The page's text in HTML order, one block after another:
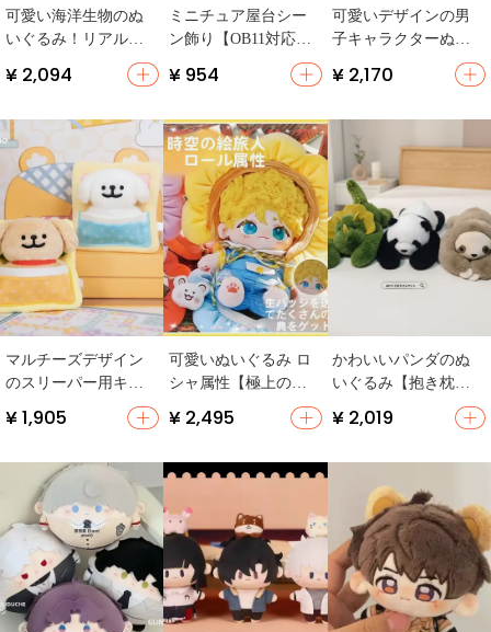
可愛い海洋生物のぬ
いぐるみ！リアルな
用・ソフトな触感】
¥ 2,094
ミニチュア屋台シー
ン飾り【OB11対応・
リアルなお菓子のデ
ィスプレイ・遊び心
¥ 954
可愛いデザインの男
子キャラクターぬい
マ・ギフトに最適・
¥ 2,170
マルチーズデザイン
のスリーパー用キー
ホルダー【柔らかい
毛皮・誕生日ギフト
ップ対応）
¥ 1,905
可愛いぬいぐるみ ロ
シャ属性【極上の柔
らかさ・誕生日プレ
ゼントに最適・二次
¥ 2,495
かわいいパンダのぬ
いぐるみ【抱き枕・
女の子の誕生日プレ
ゼント・スリーピン
¥ 2,019